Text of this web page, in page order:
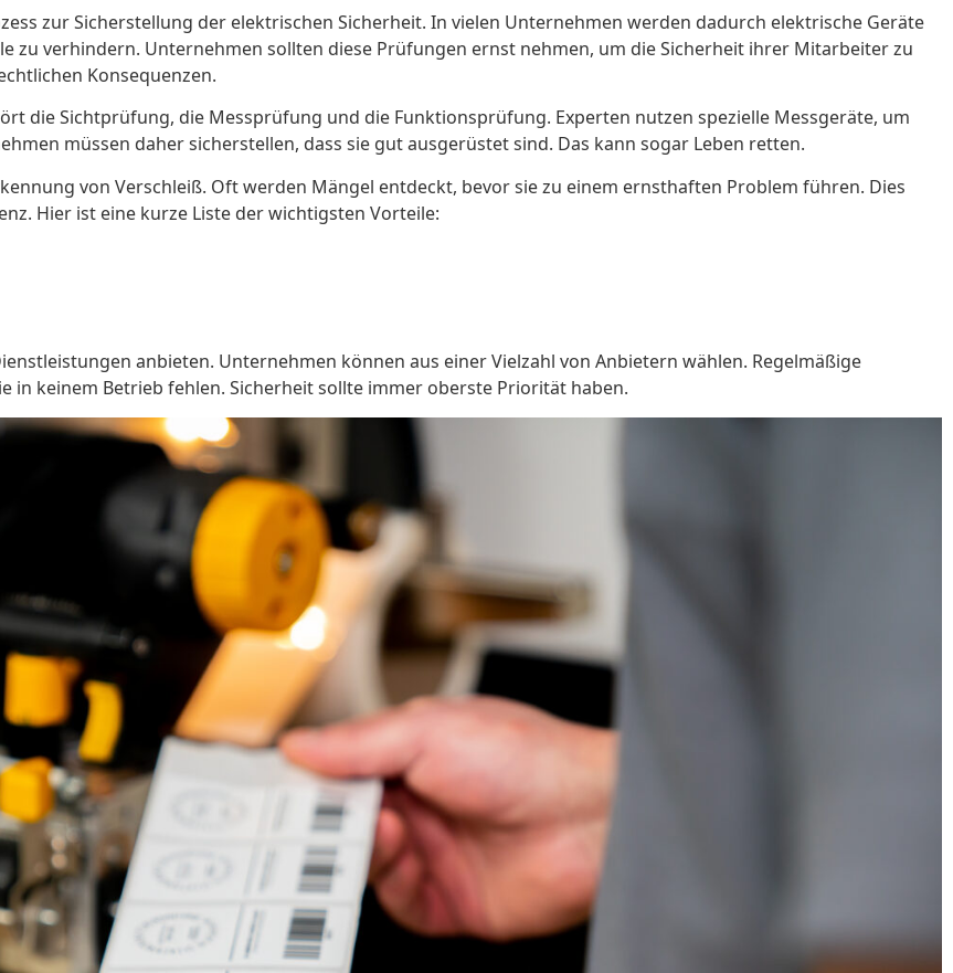
zur Sicherstellung der elektrischen Sicherheit. In vielen Unternehmen werden dadurch elektrische Geräte
zu verhindern. Unternehmen sollten diese Prüfungen ernst nehmen, um die Sicherheit ihrer Mitarbeiter zu
Konsequenzen.
die Sichtprüfung, die Messprüfung und die Funktionsprüfung. Experten nutzen spezielle Messgeräte, um
müssen daher sicherstellen, dass sie gut ausgerüstet sind. Das kann sogar Leben retten.
von Verschleiß. Oft werden Mängel entdeckt, bevor sie zu einem ernsthaften Problem führen. Dies
Hier ist eine kurze Liste der wichtigsten Vorteile:
anbieten. Unternehmen können aus einer Vielzahl von Anbietern wählen. Regelmäßige
in keinem Betrieb fehlen. Sicherheit sollte immer oberste Priorität haben.